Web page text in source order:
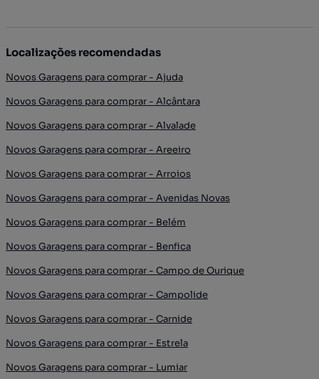
Localizações recomendadas
Novos Garagens para comprar - Ajuda
Novos Garagens para comprar - Alcântara
Novos Garagens para comprar - Alvalade
Novos Garagens para comprar - Areeiro
Novos Garagens para comprar - Arroios
Novos Garagens para comprar - Avenidas Novas
Novos Garagens para comprar - Belém
Novos Garagens para comprar - Benfica
Novos Garagens para comprar - Campo de Ourique
Novos Garagens para comprar - Campolide
Novos Garagens para comprar - Carnide
Novos Garagens para comprar - Estrela
Novos Garagens para comprar - Lumiar